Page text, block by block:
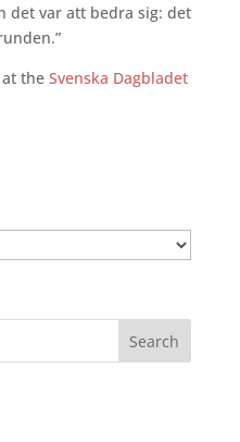
det var att bedra sig: det
the Svenska Dagbladet